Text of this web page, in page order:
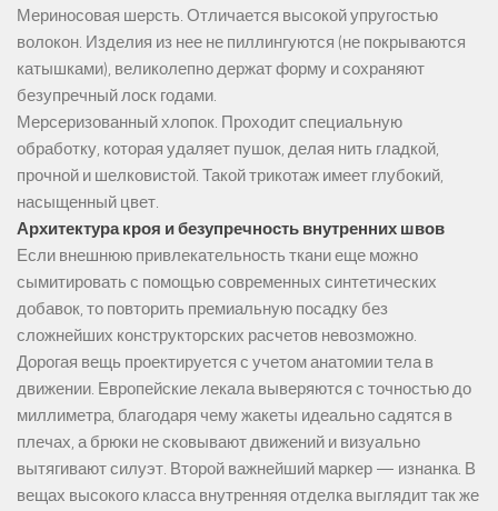
Мериносовая шерсть. Отличается высокой упругостью
волокон. Изделия из нее не пиллингуются (не покрываются
катышками), великолепно держат форму и сохраняют
безупречный лоск годами.
Мерсеризованный хлопок. Проходит специальную
обработку, которая удаляет пушок, делая нить гладкой,
прочной и шелковистой. Такой трикотаж имеет глубокий,
насыщенный цвет.
Архитектура кроя и безупречность внутренних швов
Если внешнюю привлекательность ткани еще можно
сымитировать с помощью современных синтетических
добавок, то повторить премиальную посадку без
сложнейших конструкторских расчетов невозможно.
Дорогая вещь проектируется с учетом анатомии тела в
движении. Европейские лекала выверяются с точностью до
миллиметра, благодаря чему жакеты идеально садятся в
плечах, а брюки не сковывают движений и визуально
вытягивают силуэт. Второй важнейший маркер — изнанка. В
вещах высокого класса внутренняя отделка выглядит так же